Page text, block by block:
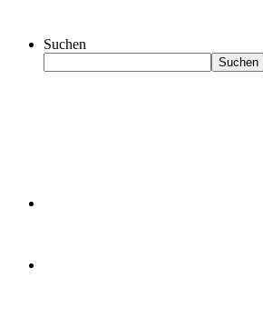
Suchen
Suchen